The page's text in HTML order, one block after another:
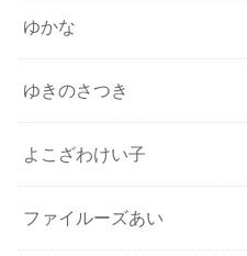
ゆかな
ゆきのさつき
よこざわけい子
ファイルーズあい